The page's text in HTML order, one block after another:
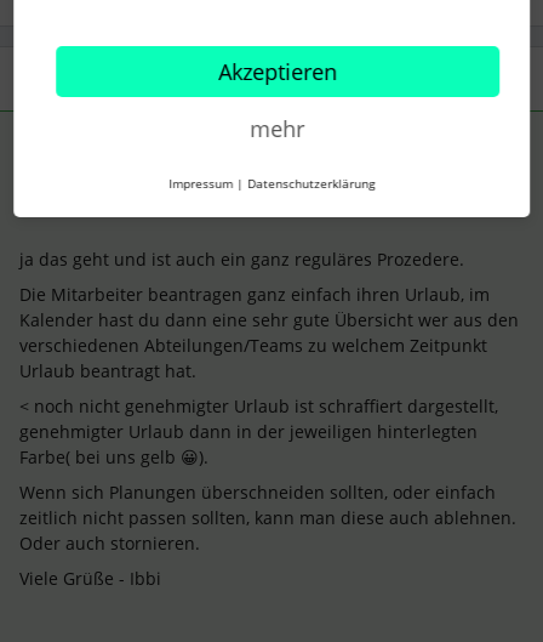
Guten Morgen HoPo,
ja das geht und ist auch ein ganz reguläres Prozedere.
Die Mitarbeiter beantragen ganz einfach ihren Urlaub, im
Kalender hast du dann eine sehr gute Übersicht wer aus den
verschiedenen Abteilungen/Teams zu welchem Zeitpunkt
Urlaub beantragt hat.
< noch nicht genehmigter Urlaub ist schraffiert dargestellt,
genehmigter Urlaub dann in der jeweiligen hinterlegten
Farbe( bei uns gelb 😀).
Wenn sich Planungen überschneiden sollten, oder einfach
zeitlich nicht passen sollten, kann man diese auch ablehnen.
Oder auch stornieren.
Viele Grüße - Ibbi
Akzeptieren
mehr
Impressum | Datenschutzerklärung